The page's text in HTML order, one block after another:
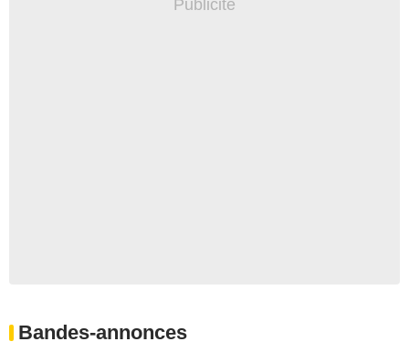
Bandes-annonces